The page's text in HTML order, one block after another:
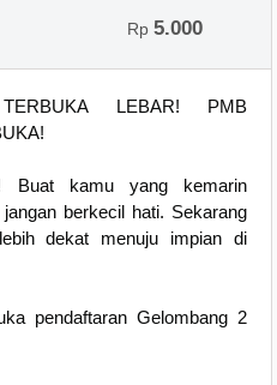
Rp5.000
LEBAR! PMB
Buat kamu yang kemarin
berkecil hati. Sekarang
dekat menuju impian di
pendaftaran Gelombang 2